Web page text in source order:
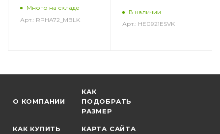
Много на складе
Арт.: RPHA72_MBLK
В наличии
Арт.: HE0921ESVK
О КОМПАНИИ
КАК
ПОДОБРАТЬ
РАЗМЕР
КАК КУПИТЬ КАРТА САЙТА